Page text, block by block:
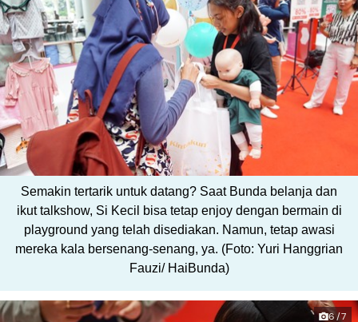
Semakin tertarik untuk datang? Saat Bunda belanja dan
ikut talkshow, Si Kecil bisa tetap enjoy dengan bermain di
playground yang telah disediakan. Namun, tetap awasi
mereka kala bersenang-senang, ya. (Foto: Yuri Hanggrian
Fauzi/ HaiBunda)
6/7